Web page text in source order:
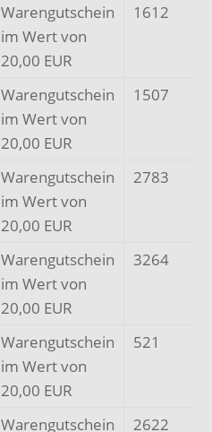
Warengutschein
im Wert von
20,00 EUR
1612
Warengutschein
im Wert von
20,00 EUR
1507
Warengutschein
im Wert von
20,00 EUR
2783
Warengutschein
im Wert von
20,00 EUR
3264
Warengutschein
im Wert von
20,00 EUR
521
Warengutschein 2622